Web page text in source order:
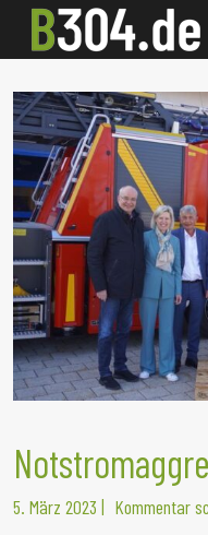
5. März 2023 | Kommentar